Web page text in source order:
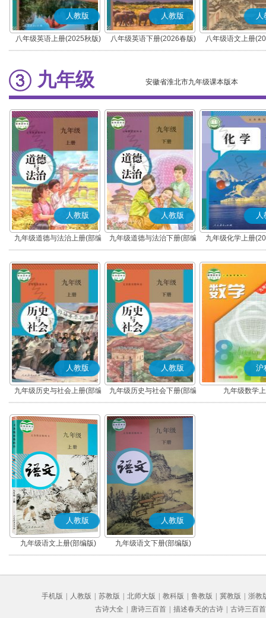
人教版
八年级英语上册(2025秋版)
人教版
八年级英语下册(2026春版)
人
八年级语文上册
(部编版)
九年级 安徽省淮北市九年级课本版本
人教版
九年级道德与法治上册(部编
版)
人教版
九年级道德与法治下册(部编
版)
人
九年级化学上册
人教版
九年级历史与社会上册(部编
版)
人教版
九年级历史与社会下册(部编
版)
沪
九年级数学
人教版
九年级语文上册(部编版)
人教版
九年级语文下册(部编版)
手机版 人教版 苏教版 北师大版 教科版 鲁教版 冀教版
浙教
古诗大全
唐诗三百首 描述春天的古诗 古诗三百首